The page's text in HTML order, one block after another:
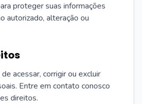
proteger suas informações
autorizado, alteração ou
acessar, corrigir ou excluir
Entre em contato conosco
direitos.